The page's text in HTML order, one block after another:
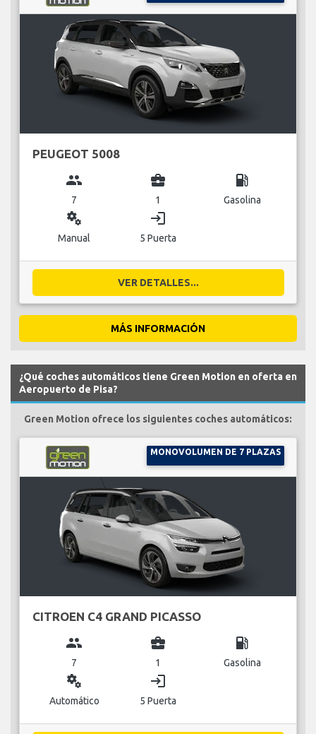
PEUGEOT 5008
group
7
business_center
1
local_gas_station
Gasolina
miscellaneous_services
Manual
login
5 Puerta
VER DETALLES...
MÁS INFORMACIÓN
¿Qué coches automáticos tiene Green Motion en oferta en
Aeropuerto de Pisa?
Green Motion ofrece los siguientes coches automáticos:
MONOVOLUMEN DE 7 PLAZAS
CITROEN C4 GRAND PICASSO
group
7
business_center
1
local_gas_station
Gasolina
miscellaneous_services
Automático
login
5 Puerta